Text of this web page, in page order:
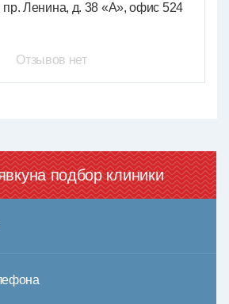
пр. Ленина, д. 38 «А», офис 524
Отзывов нет
на подбор клиники